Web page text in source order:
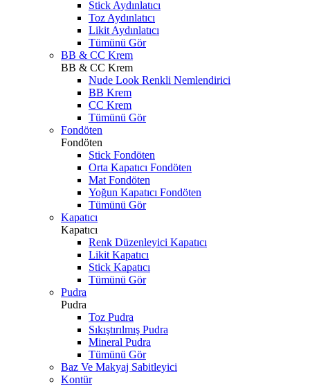
Stick Aydınlatıcı
Toz Aydınlatıcı
Likit Aydınlatıcı
Tümünü Gör
BB & CC Krem
BB & CC Krem
Nude Look Renkli Nemlendirici
BB Krem
CC Krem
Tümünü Gör
Fondöten
Fondöten
Stick Fondöten
Orta Kapatıcı Fondöten
Mat Fondöten
Yoğun Kapatıcı Fondöten
Tümünü Gör
Kapatıcı
Kapatıcı
Renk Düzenleyici Kapatıcı
Likit Kapatıcı
Stick Kapatıcı
Tümünü Gör
Pudra
Pudra
Toz Pudra
Sıkıştırılmış Pudra
Mineral Pudra
Tümünü Gör
Baz Ve Makyaj Sabitleyici
Kontür